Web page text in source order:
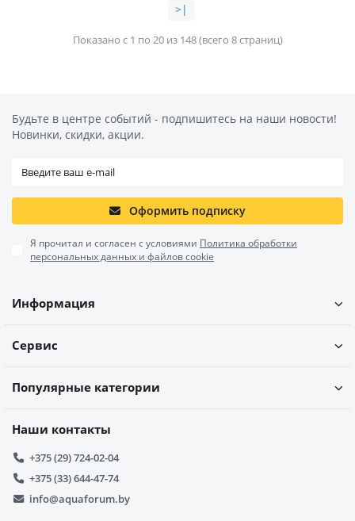
>|
Показано с 1 по 20 из 148 (всего 8 страниц)
Будьте в центре событий - подпишитесь на наши новости!
Новинки, скидки, акции.
Оформить подписку
Я прочитал и согласен с условиями Политика обработки
персональных данных и файлов cookie
Информация
Сервис
Популярные категории
Наши контакты
+375 (29) 724-02-04
+375 (33) 644-47-74
info@aquaforum.by